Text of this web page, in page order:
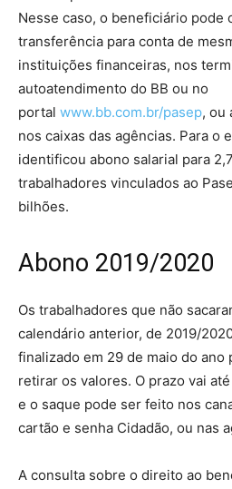
Nesse caso, o beneficiário pode
transferência para conta de
instituições financeiras, nos
autoatendimento do BB ou no
portal www.bb.com.br/pasep, ou
nos caixas das agências. Para o
identificou abono salarial para
trabalhadores vinculados ao
bilhões.
Abono 2019/2020
Os trabalhadores que não
calendário anterior, de 2019/
finalizado em 29 de maio do ano
retirar os valores. O prazo vai
e o saque pode ser feito nos
cartão e senha Cidadão, ou nas
A consulta sobre o direito ao